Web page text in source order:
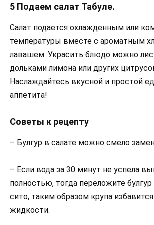
5 Подаем салат Табуле.
Салат подается охлажденным или
температуры вместе с ароматным
лавашем. Украсить блюдо можно
дольками лимона или других
Наслаждайтесь вкусной и простой
аппетита!
Советы к рецепту
– Булгур в салате можно смело
– Если вода за 30 минут не успела
полностью, тогда переложите
сито, таким образом крупа
жидкости.